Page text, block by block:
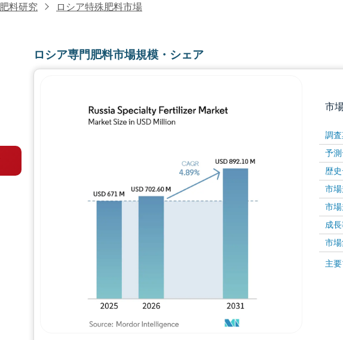
肥料研究 ロシア特殊肥料市場
ロシア専門肥料市場規模・シェア
市
調
予
歴
市
市
成
市
主
画像
画像 © Mordor Intelligence。再利用にはCC BY 4.0の